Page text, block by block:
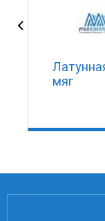
мяг